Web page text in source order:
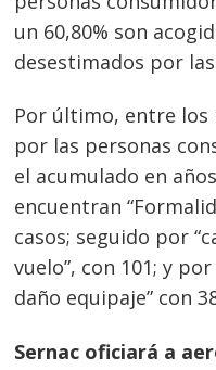
un 60,80% son
desestimados por
Por último, entre los
por las personas
el acumulado en
encuentran
casos; seguido por
vuelo”, con 101; y
daño equipaje” con
Sernac oficiará a